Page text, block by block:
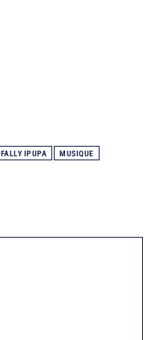
FALLY IPUPA MUSIQUE